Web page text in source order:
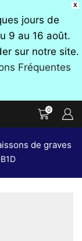
X
jours de
9 au 16 août.
sur notre site.
Fréquentes
0
de graves